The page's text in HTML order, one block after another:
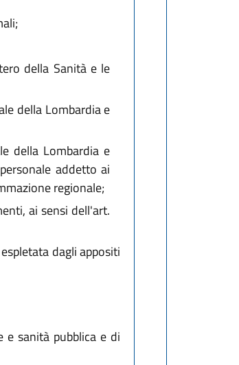
della Sanità e le
della Lombardia e
della Lombardia e
addetto ai
regionale;
ai sensi dell'art.
dagli appositi
e sanità pubblica e di